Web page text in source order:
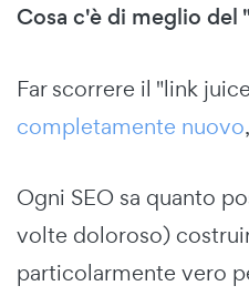
Cosa c'è di meglio del
Far scorrere il "link
completamente nuovo
Ogni SEO sa quanto
volte doloroso)
particolarmente vero